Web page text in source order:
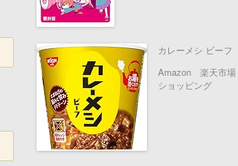
カレーメシ ビーフ
Amazon
楽天市場
ショッピング